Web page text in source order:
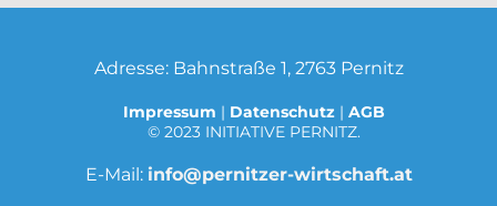
Adresse: Bahnstraße 1, 2763 Pernitz
Impressum | Datenschutz | AGB
© 2023 INITIATIVE PERNITZ.
E-Mail: info@pernitzer-wirtschaft.at